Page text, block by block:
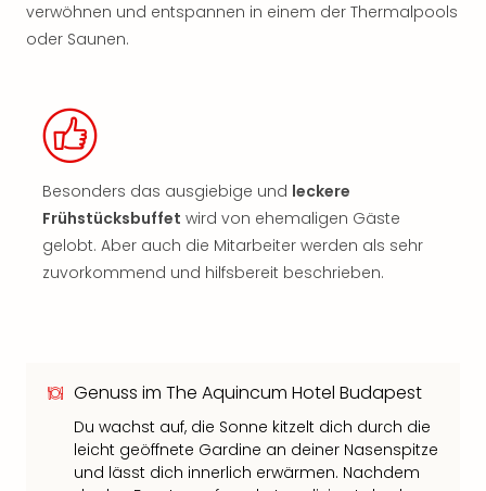
verwöhnen und entspannen in einem der Thermalpools
oder Saunen.
Besonders das ausgiebige und leckere
Frühstücksbuffet wird von ehemaligen Gäste
gelobt. Aber auch die Mitarbeiter werden als sehr
zuvorkommend und hilfsbereit beschrieben.
Genuss im The Aquincum Hotel Budapest
Du wachst auf, die Sonne kitzelt dich durch die
leicht geöffnete Gardine an deiner Nasenspitze
und lässt dich innerlich erwärmen. Nachdem